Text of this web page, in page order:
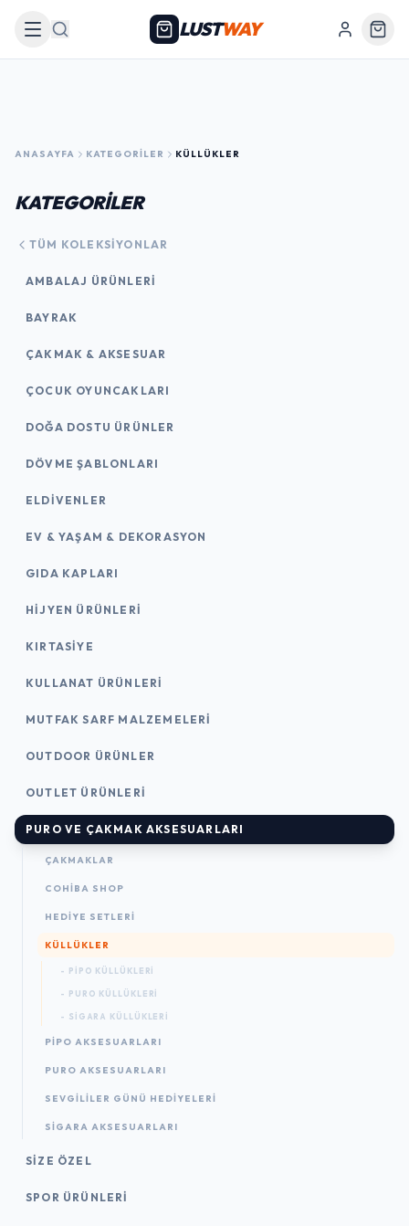
Arama LUSTWAY
ANASAYFA KATEGORILER KÜLLÜKLER
KATEGORİLER
TÜM KOLEKSIYONLAR
AMBALAJ ÜRÜNLERI
BAYRAK
ÇAKMAK & AKSESUAR
ÇOCUK OYUNCAKLARI
DOĞA DOSTU ÜRÜNLER
DÖVME ŞABLONLARI
ELDIVENLER
EV & YAŞAM & DEKORASYON
GIDA KAPLARI
HIJYEN ÜRÜNLERI
KIRTASİYE
KULLANAT ÜRÜNLERI
MUTFAK SARF MALZEMELERI
OUTDOOR ÜRÜNLER
OUTLET ÜRÜNLERI
PURO VE ÇAKMAK AKSESUARLARI
ÇAKMAKLAR
COHIBA SHOP
HEDIYE SETLERI
KÜLLÜKLER
- PIPO KÜLLÜKLERI
- PURO KÜLLÜKLERI
- SIGARA KÜLLÜKLERI
PIPO AKSESUARLARI
PURO AKSESUARLARI
SEVGILILER GÜNÜ HEDIYELERI
SIGARA AKSESUARLARI
SIZE ÖZEL
SPOR ÜRÜNLERI